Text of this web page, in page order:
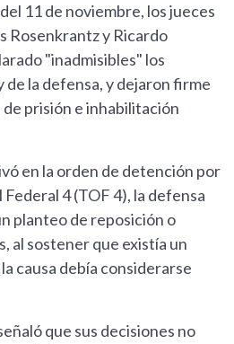
11 de noviembre, los jueces
Rosenkrantz y Ricardo
"inadmisibles" los
de la defensa, y dejaron firme
prisión e inhabilitación
en la orden de detención por
4 (TOF 4), la defensa
planteo de reposición o
al sostener que existía un
causa debía considerarse
que sus decisiones no